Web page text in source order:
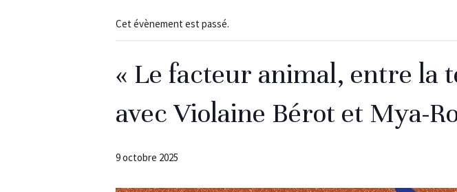
Cet évènement est passé.
« Le facteur animal, entre la
avec Violaine Bérot et Mya-
9 octobre 2025